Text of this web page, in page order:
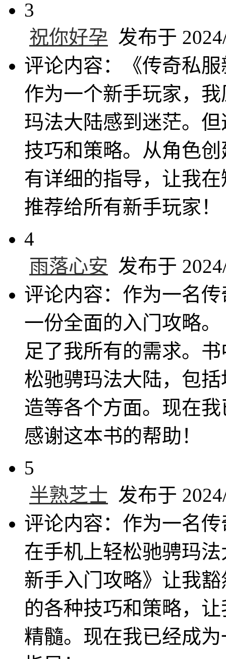
3
祝你好孕 发布于
评论内容：《传奇私
作为一个新手玩家，
玛法大陆感到迷茫。
技巧和策略。从角色
有详细的指导，让我
推荐给所有新手玩家！
4
雨落心安 发布于
评论内容：作为一名
一份全面的入门攻略
足了我所有的需求。
松驰骋玛法大陆，包
造等各个方面。现在
感谢这本书的帮助！
5
半熟芝士 发布于
评论内容：作为一名
在手机上轻松驰骋玛
新手入门攻略》让我
的各种技巧和策略，
精髓。现在我已经成